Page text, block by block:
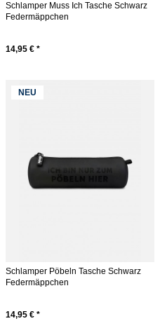
Schlamper Muss Ich Tasche Schwarz
Federmäppchen
14,95 € *
NEU
Schlamper Pöbeln Tasche Schwarz
Federmäppchen
14,95 € *